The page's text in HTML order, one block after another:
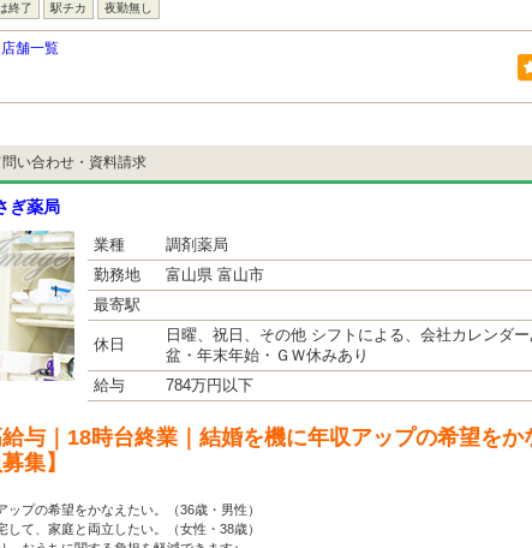
終了 駅チカ 夜勤無し
舗一覧
い合わせ・資料請求
ぎ薬局
業種
調剤薬局
勤務地
富山県 富山市
最寄駅
休日
日曜、祝日、その他 シフトによる、会社カレンダ
盆・年末年始・ＧＷ休みあり
給与
784万円以下
与｜18時台終業｜結婚を機に年収アップの希望をか
集】
ップの希望をかなえたい。（36歳・男性）
して、家庭と両立したい。（女性・38歳）